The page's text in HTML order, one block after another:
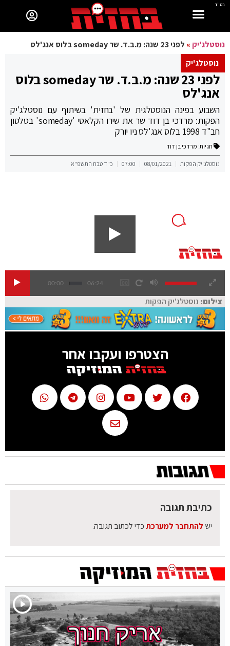
בס"ד
נוסטלג'יק » לפני 23 שנה: מ.ב.ד. שר someday בלוס אנג'לס
נוסטלג'יק
לפני 23 שנה: מ.ב.ד. שר someday בלוס
אנג'לס
השבוע בפינה הנוסטלגית של 'בחזית' בשיתוף עם נוסטלג'יק
הפקות: מרדכי בן דוד שר את שירו ​​הקלאסי 'someday' בטלטון
חב"ד 1998 בלוס אנג'לס ניו יורק
תגיות: מרדכי בן דוד
נוסטלג'יק הפקות 08/01/2021
07:00 כ"ד טבת התשפ"א
00:00 06:24
צילום: נוסטלג'יק הפקות
הצטרפו ועקבו אחר
כתיבת תגובה
יש להתחבר למערכתכדי לכתוב תגובה.